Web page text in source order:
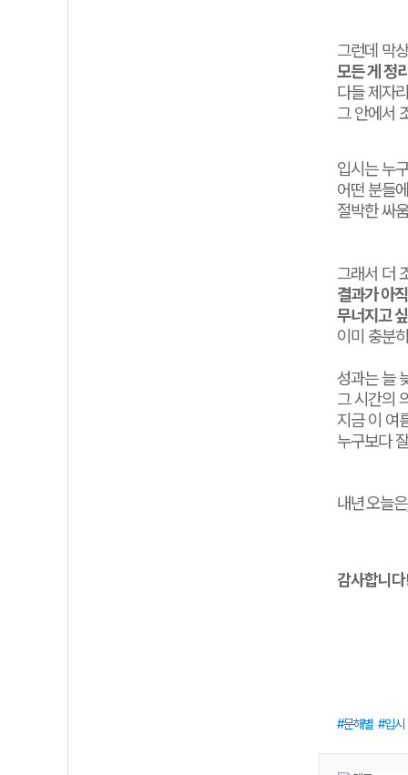
그런데 막
모든 게 정
다들 제자
그 안에서
입시는 누
어떤 분들
절박한 싸
그래서 더
결과가 아
무너지고
이미 충분
성과는 늘
그 시간의
지금 이 여
누구보다
내년오늘은
감사합니
문해별 입시